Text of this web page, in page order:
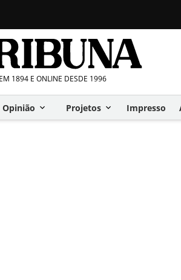
1894 E ONLINE DESDE 1996
Opinião Projetos Impresso